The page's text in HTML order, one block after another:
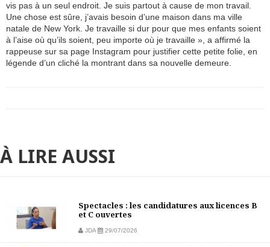
vis pas à un seul endroit. Je suis partout à cause de mon travail.
Une chose est sûre, j’avais besoin d’une maison dans ma ville
natale de New York. Je travaille si dur pour que mes enfants soient
à l’aise où qu’ils soient, peu importe où je travaille », a affirmé la
rappeuse sur sa page Instagram pour justifier cette petite folie, en
légende d’un cliché la montrant dans sa nouvelle demeure.
À LIRE AUSSI
Spectacles : les candidatures aux licences B
et C ouvertes
JDA 29/07/2026